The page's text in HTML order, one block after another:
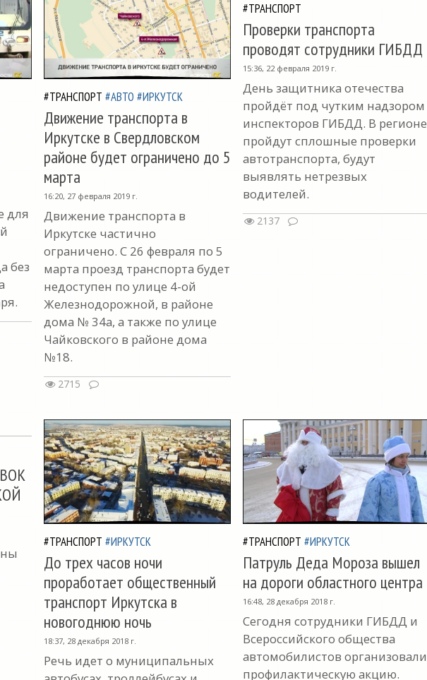
для
без
#ТРАНСПОРТ #АВТО #ИРКУТСК
Движение транспорта в
Иркутске в Свердловском
районе будет ограничено до 5
марта
16:20, 27 февраля 2019 г.
Движение транспорта в
Иркутске частично
ограничено. С 26 февраля по 5
марта проезд транспорта будет
недоступен по улице 4-ой
Железнодорожной, в районе
дома № 34а, а также по улице
Чайковского в районе дома
№18.
2715
#ТРАНСПОРТ
Проверки транспорта
проводят сотрудники ГИБДД
15:36, 22 февраля 2019 г.
День защитника отечества
пройдёт под чутким надзором
инспекторов ГИБДД. В регионе
пройдут сплошные проверки
автотранспорта, будут
выявлять нетрезвых
водителей.
2137
#ТРАНСПОРТ #ИРКУТСК
До трех часов ночи
проработает общественный
транспорт Иркутска в
новогоднюю ночь
18:37, 28 декабря 2018 г.
Речь идет о муниципальных
#ТРАНСПОРТ #ИРКУТСК
Патруль Деда Мороза вышел
на дороги областного центра
16:48, 28 декабря 2018 г.
Сегодня сотрудники ГИБДД и
Всероссийского общества
автомобилистов организовали
профилактическую акцию.